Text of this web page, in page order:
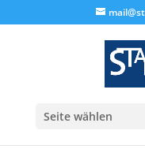
Seite wählen